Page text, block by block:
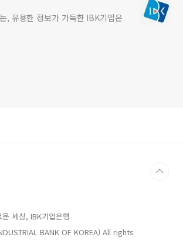
, 유용한 정보가 가득한 IBK기업은
세상, IBK기업은행
BANK OF KOREA) All rights